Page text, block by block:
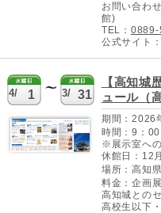
お問い合わ
館)
TEL：
公式サイト：
4/ 1 3/ 31
【高知城
ュール（
期間：2026
時間：9：
※展示室へ
休館日：12
場所：高知
料金：企画
高知城との
高校生以下